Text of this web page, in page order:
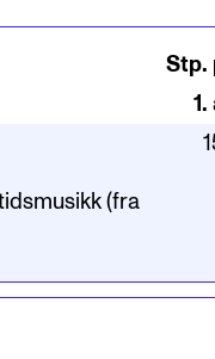
Stp.
1.
(fra